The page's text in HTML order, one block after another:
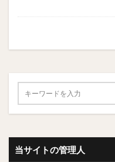
当サイトの管理人